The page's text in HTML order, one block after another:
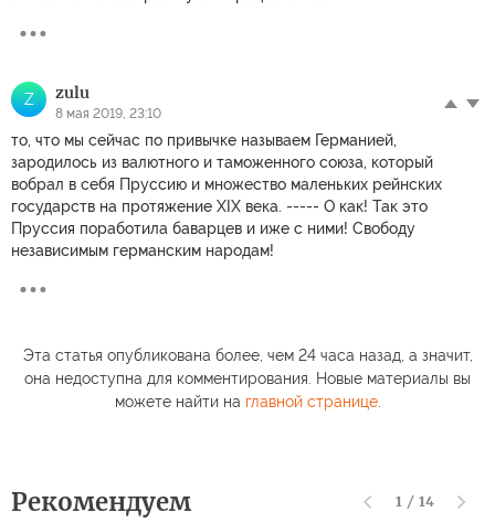
Z zulu
8 мая 2019, 23:10
то, что мы сейчас по привычке называем Германией,
зародилось из валютного и таможенного союза, который
вобрал в себя Пруссию и множество маленьких рейнских
государств на протяжение XIX века. ----- О как! Так это
Пруссия поработила баварцев и иже с ними! Свободу
независимым германским народам!
Эта статья опубликована более, чем 24 часа назад, а значит,
она недоступна для комментирования. Новые материалы вы
можете найти на главной странице.
Рекомендуем 1 / 14